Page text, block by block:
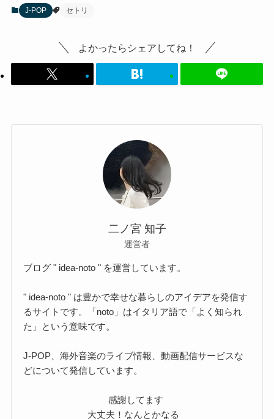
J-POP セトリ
よかったらシェアしてね！
二ノ宮 知子
運営者
ブログ " idea-noto " を運営しています。
" idea-noto " は豊かで幸せな暮らしのアイデアを発信す
るサイトです。「noto」はイタリア語で「よく知られ
た」という意味です。
J-POP、海外音楽のライブ情報、動画配信サービスな
どについて発信しています。
感謝してます
大丈夫！なんとかなる